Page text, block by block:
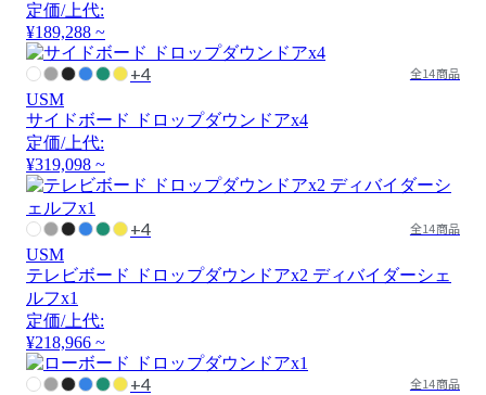
定価/上代:
¥189,288 ~
+4 全14商品
USM
サイドボード ドロップダウンドアx4
定価/上代:
¥319,098 ~
+4 全14商品
USM
テレビボード ドロップダウンドアx2 ディバイダーシェ
ルフx1
定価/上代:
¥218,966 ~
+4 全14商品